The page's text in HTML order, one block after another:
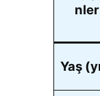
nler
Yaş